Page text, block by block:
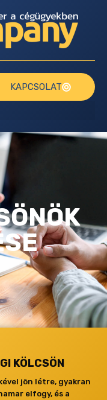
KAPCSOLAT
KÖLCSÖN
jön létre, gyakran
elfogy, és a